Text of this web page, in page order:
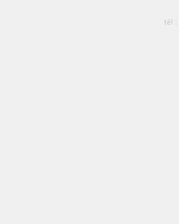
tél :